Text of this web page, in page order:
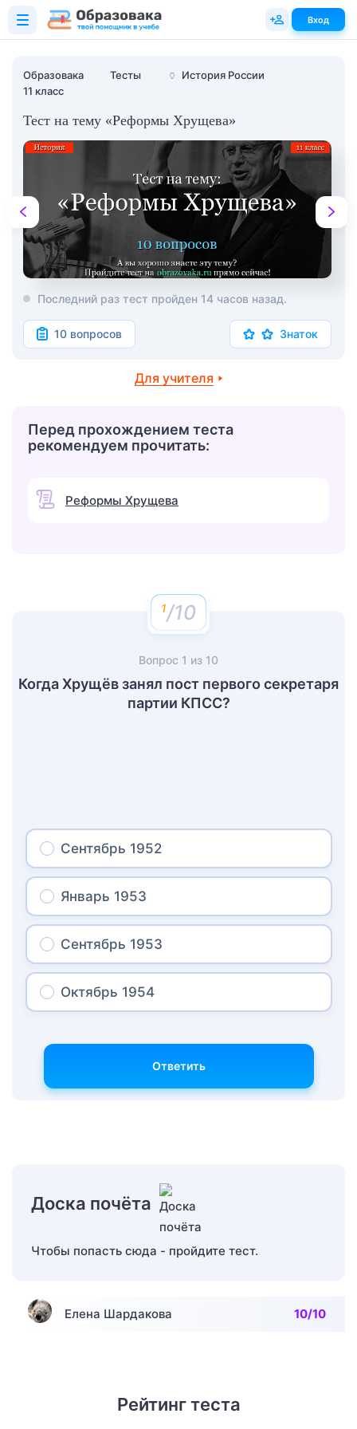
Образовака Тесты 🏺
История России
11 класс
Тест на тему «Реформы Хрущева»
Последний раз тест пройден 14 часов назад.
10 вопросов Знаток
Для учителя
Перед прохождением теста
рекомендуем прочитать:
Реформы Хрущева
/10
Вопрос 1 из 10
Когда Хрущёв занял пост первого секретаря
партии КПСС?
Сентябрь 1952
Январь 1953
Сентябрь 1953
Октябрь 1954
Ответить
Доска почёта
Чтобы попасть сюда - пройдите тест.
Елена Шардакова 10/10
Рейтинг теста
Вход